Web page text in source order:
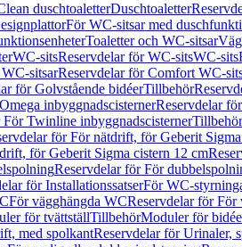
duschtoaletterDuschtoaletter
För WC-sitsar med
Toaletter och WC-sitsar
WC-sitsReservdelar för WC-sitsWC-sits
sitsarReservdelar för Comfort WC-
för Golvstående bidéerTillbehör
inbyggnadscisternerReservdelar
För Twinline inbyggnadscisternerTillbehör
för För nätdrift, för Geberit
för Geberit Sigma cistern 12 cm
Reservdelar för För
för InstallationssatserFör WC-
För vägghängda WCReservdelar för För
för tvättställTillbehörModuler för
med spolkantReservdelar för Urinaler,